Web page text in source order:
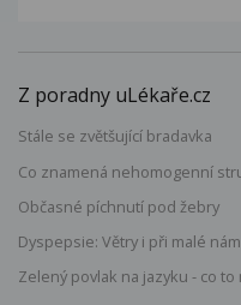
Z poradny uLékaře.cz
Stále se zvětšující bradavka
Co znamená nehomogenní
Občasné píchnutí pod žebry
Dyspepsie: Větry i při malé
Zelený povlak na jazyku - co to